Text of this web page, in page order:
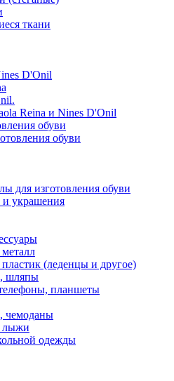
ткани
D'Onil
Reina и Nines D'Onil
обуви
обуви
для изготовления обуви
и украшения
(леденцы и другое)
шляпы
планшеты
чемоданы
лыжи
одежды